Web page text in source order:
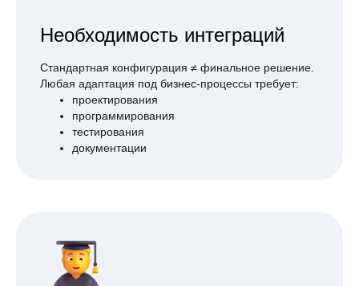
Необходимость интеграций
Стандартная конфигурация ≠ финальное решение.
Любая адаптация под бизнес-процессы требует:
проектирования
программирования
тестирования
документации